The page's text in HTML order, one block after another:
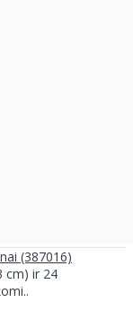
(387016)
cm) ir 24